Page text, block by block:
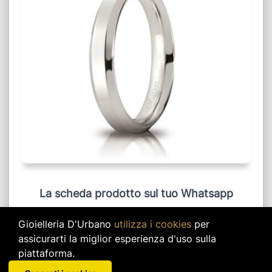
La scheda prodotto sul tuo Whatsapp
foto del prodotto visualizzato, cliccando sul
link verde qui giù.
Ricevi scheda informativa su Whatsapp
Gioielleria D'Urbano utilizza i cookiesper
assicurarti la miglior esperienza d'uso sulla
piattaforma.